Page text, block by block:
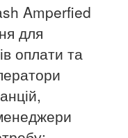
Amperfied
для
оплати та